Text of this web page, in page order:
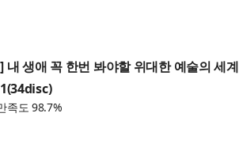
내 생애 꼭 한번 봐야할 위대한 예술의 세계
족도 98.7%